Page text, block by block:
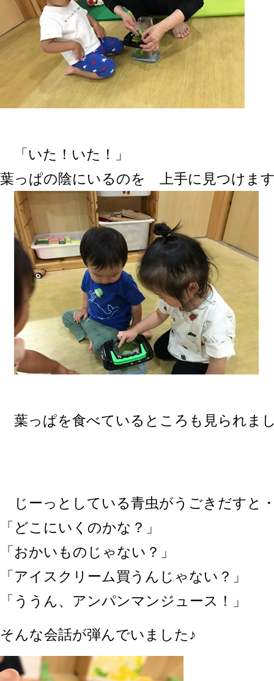
「いた！いた！」
葉っぱの陰にいるのを 上手に見つけ
葉っぱを食べているところも見られま
じーっとしている青虫がうごきだすと
「どこにいくのかな？」
「おかいものじゃない？」
「アイスクリーム買うんじゃない？」
「ううん、アンパンマンジュース！」
そんな会話が弾んでいました♪